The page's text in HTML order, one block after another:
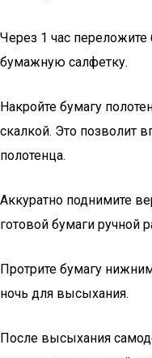
Через 1 час переложите
бумажную салфетку.
Накройте бумагу
скалкой. Это позволит
полотенца.
Аккуратно поднимите
готовой бумаги ручной
Протрите бумагу
ночь для высыхания.
После высыхания